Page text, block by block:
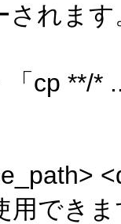
されます
「cp **/*
用でき